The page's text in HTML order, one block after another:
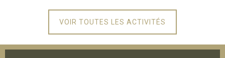
VOIR TOUTES LES ACTIVITÉS